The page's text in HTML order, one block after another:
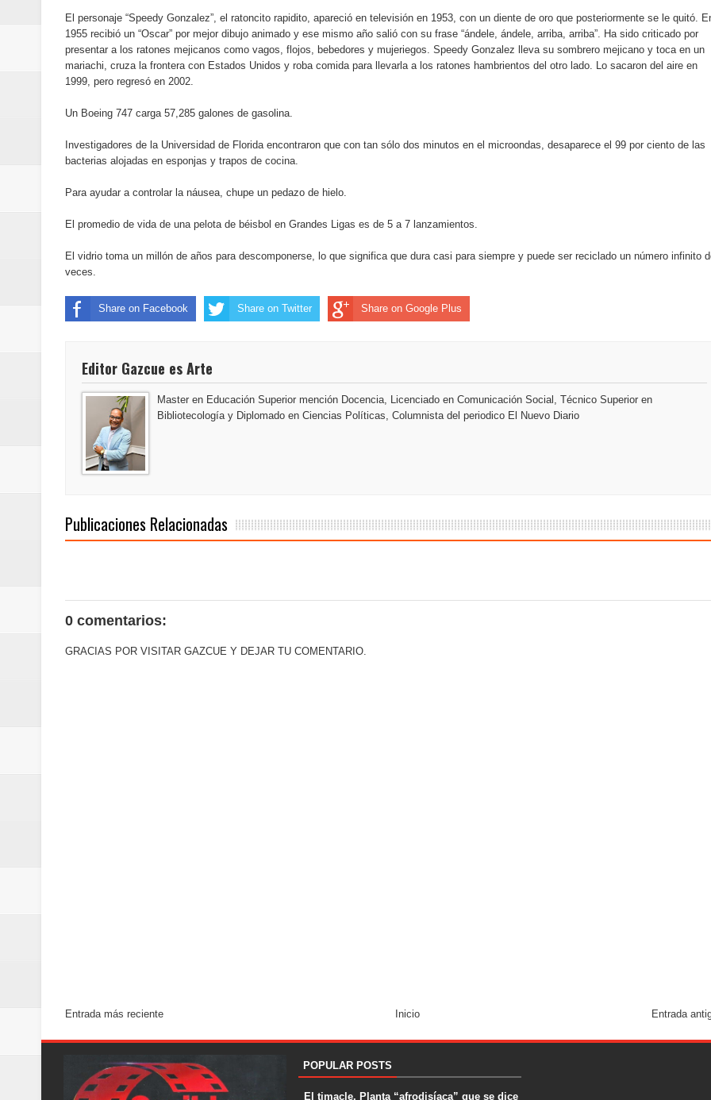
Maridalia Hernández y El Canario se unen al regreso de Pavel Núñez y su “Bipolarband” a Hard
Domingo
Doctor Leonardo Aguilera afirma que Banreservas seguirá impulsando la seguridad alimentaria
del mapa del hambre
Banreservas y sus filiales realizan en Santiago el segundo Foro del Ahorro y la Inversión
Banreservas inaugura oficina en el Centro de Retención de Vehículos de Pedro Brand
SEPROI obtiene certificación ISO 37001 y se convierte en la primera empresa del sector con
Antisoborno certificado
minutos
La Orquesta Sinfónica Nacional y el Coro Nacional Dominicano pondrán su sello a la Ceremonia
El personaje “Speedy Gonzalez”, el ratoncito rapidito, apareció en televisión en 1953, con un diente de oro que posteriormente se le quitó.
1955 recibió un “Oscar” por mejor dibujo animado y ese mismo año salió con su frase “ándele, ándele, arriba, arriba”. Ha sido criticado por
presentar a los ratones mejicanos como vagos, flojos, bebedores y mujeriegos. Speedy Gonzalez lleva su sombrero mejicano y toca en un
mariachi, cruza la frontera con Estados Unidos y roba comida para llevarla a los ratones hambrientos del otro lado. Lo sacaron del aire en
1999, pero regresó en 2002.
Un Boeing 747 carga 57,285 galones de gasolina.
Investigadores de la Universidad de Florida encontraron que con tan sólo dos minutos en el microondas, desaparece el 99 por ciento de las
bacterias alojadas en esponjas y trapos de cocina.
Para ayudar a controlar la náusea, chupe un pedazo de hielo.
El promedio de vida de una pelota de béisbol en Grandes Ligas es de 5 a 7 lanzamientos.
El vidrio toma un millón de años para descomponerse, lo que significa que dura casi para siempre y puede ser reciclado un número infinito
veces.
Share on Facebook Share on Twitter Share on Google Plus
Editor Gazcue es Arte
Master en Educación Superior mención Docencia, Licenciado en Comunicación Social, Técnico Superior en
Bibliotecología y Diplomado en Ciencias Políticas, Columnista del periodico El Nuevo Diario
Publicaciones Relacionadas
0 comentarios:
GRACIAS POR VISITAR GAZCUE Y DEJAR TU COMENTARIO.
Entrada más reciente Entrada
Inicio
POPULAR POSTS
El timacle. Planta “afrodisíaca” que se dice